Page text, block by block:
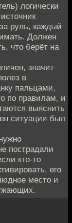
логически
руль, каждый
Должен
что берёт на
значит
в
пальцами,
по правилам, и
выяснить
ситуации был
пострадали
кто-то
его
место и